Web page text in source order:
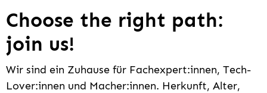
Choose the right path:
join us!
Wir sind ein Zuhause für Fachexpert:innen, Tech-
Lover:innen und Macher:innen. Herkunft, Alter,